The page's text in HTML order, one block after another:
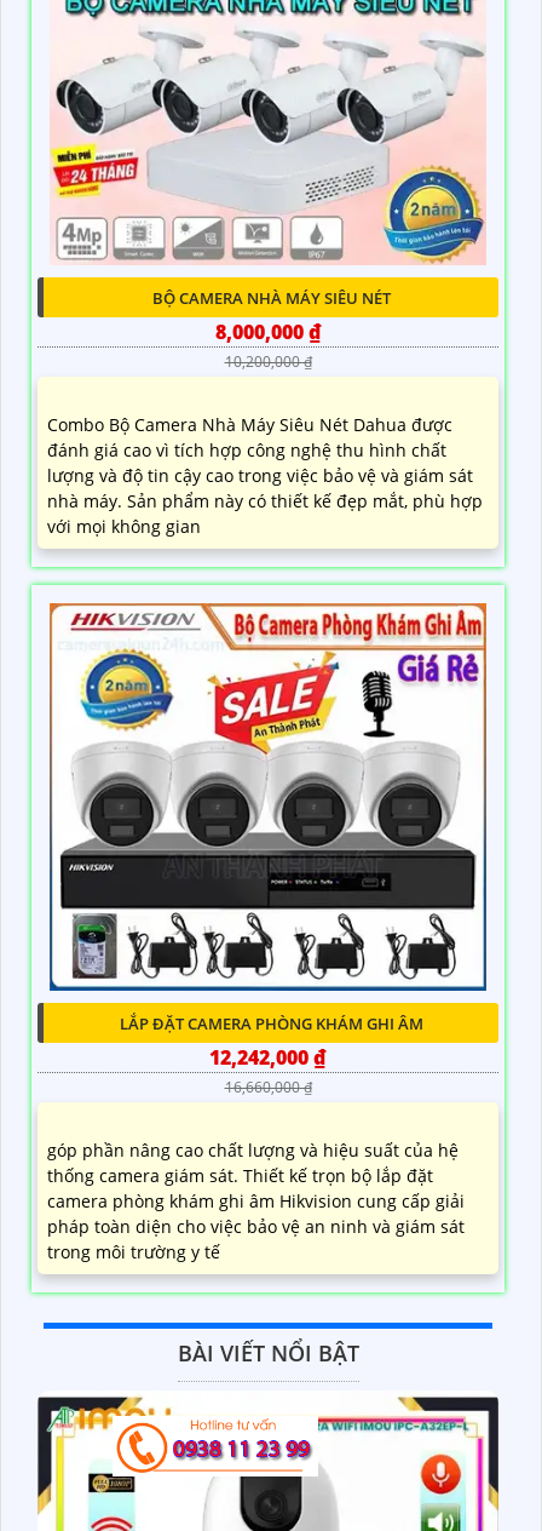
BỘ CAMERA NHÀ MÁY SIÊU NÉT
8,000,000 ₫
10,200,000 ₫
Combo Bộ Camera Nhà Máy Siêu Nét Dahua được
đánh giá cao vì tích hợp công nghệ thu hình chất
lượng và độ tin cậy cao trong việc bảo vệ và giám sát
nhà máy. Sản phẩm này có thiết kế đẹp mắt, phù hợp
với mọi không gian
LẮP ĐẶT CAMERA PHÒNG KHÁM GHI ÂM
12,242,000 ₫
16,660,000 ₫
góp phần nâng cao chất lượng và hiệu suất của hệ
thống camera giám sát. Thiết kế trọn bộ lắp đặt
camera phòng khám ghi âm Hikvision cung cấp giải
pháp toàn diện cho việc bảo vệ an ninh và giám sát
trong môi trường y tế
BÀI VIẾT NỔI BẬT